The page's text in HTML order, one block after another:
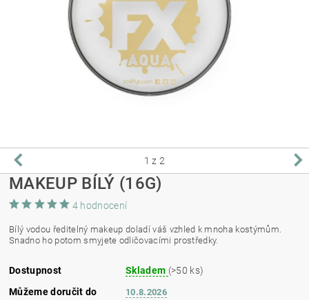
1 z 2
MAKEUP BÍLÝ (16G)
4 hodnocení
Bílý vodou ředitelný makeup doladí váš vzhled k mnoha kostýmům.
Snadno ho potom smyjete odličovacími prostředky.
Dostupnost Skladem (>50 ks)
Můžeme doručit do
10.8.2026